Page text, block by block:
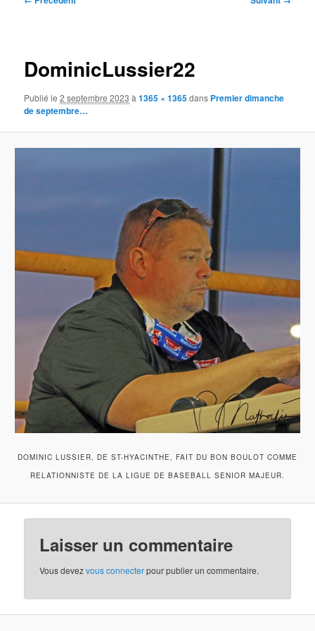
DominicLussier22
Publié le2 septembre 2023 à1365 × 1365dans Premier dimanche
de septembre…
DOMINIC LUSSIER, DE ST-HYACINTHE, FAIT DU BON BOULOT COMME
RELATIONNISTE DE LA LIGUE DE BASEBALL SENIOR MAJEUR.
Laisser un commentaire
Vous devezvous connecterpour publier un commentaire.